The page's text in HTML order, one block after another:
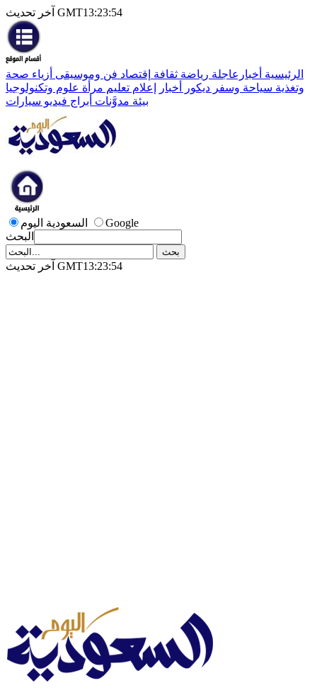
آخر تحديث GMT13:23:54
الرئيسية أخبارعاجلة رياضة ثقافة إقتصاد فن وموسيقى أزياء صحة
وتغذية سياحة وسفر ديكور أخبار إعلام تعليم مرأة علوم وتكنولوجيا
بيئة مدوَّنات أبراج فيديو سيارات
السعودية اليوم
Google
البحث
آخر تحديث GMT13:23:54